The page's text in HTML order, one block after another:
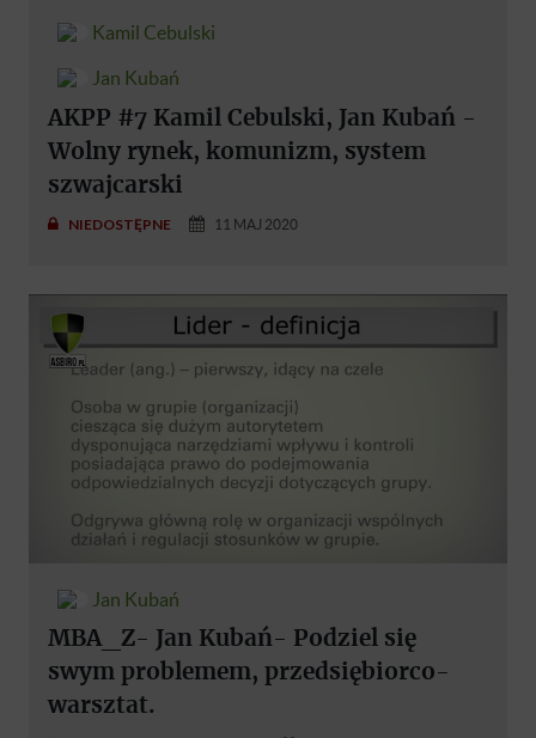
Kamil Cebulski
Jan Kubań
AKPP #7 Kamil Cebulski, Jan Kubań -
Wolny rynek, komunizm, system
szwajcarski
NIEDOSTĘPNE 11 MAJ 2020
Jan Kubań
MBA_Z- Jan Kubań- Podziel się
swym problemem, przedsiębiorco-
warsztat.